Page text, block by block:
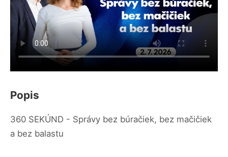
Popis
360 SEKÚND - Správy bez búračiek, bez mačičiek
a bez balastu